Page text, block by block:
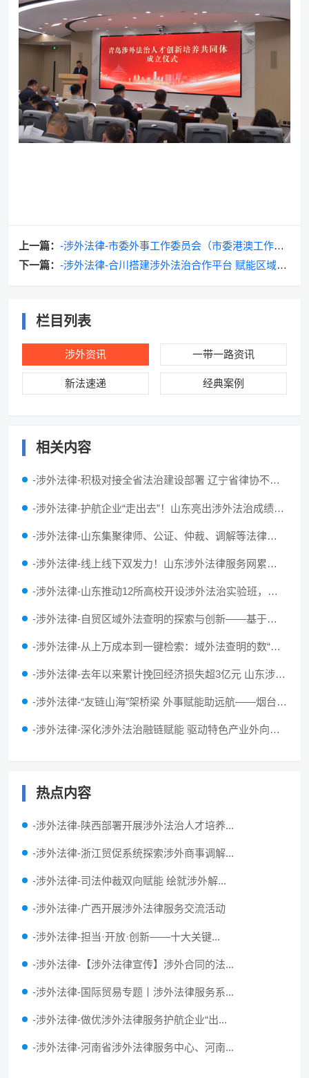
上一篇： -涉外法律-市委外事工作委员会（市委港澳工作领
导小组）召开会议
下一篇： -涉外法律-合川搭建涉外法治合作平台 赋能区域开
栏目列表
涉外资讯 一带一路资讯
新法速递 经典案例
相关内容
-涉外法律-积极对接全省法治建设部署 辽宁省律协不断丰富涉外法律服务供给
-涉外法律-护航企业“走出去”！山东亮出涉外法治成绩单：挽回企业损失超3亿元
-涉外法律-山东集聚律师、公证、仲裁、调解等法律服务资源，不断提升涉外法律服务质效
-涉外法律-线上线下双发力！山东涉外法律服务网累计访问量突破13万人次
-涉外法律-山东推动12所高校开设涉外法治实验班，支持成立全省首家涉外法治学院
-涉外法律-自贸区域外法查明的探索与创新——基于上海、浙江和广东省涉外民商事审判的实证分析
-涉外法律-从上万成本到一键检索：域外法查明的数“智”破局之路
-涉外法律-去年以来累计挽回经济损失超3亿元 山东涉外法治为鲁企扬帆出海护航
-涉外法律-“友链山海”架桥梁 外事赋能助远航——烟台市人民对外友好协会发挥民间外交作用打造为企服务品牌
-涉外法律-深化涉外法治融链赋能 驱动特色产业外向型发展提质增效
热点内容
-涉外法律-陕西部署开展涉外法治人才培养...
-涉外法律-浙江贸促系统探索涉外商事调解...
-涉外法律-司法仲裁双向赋能 绘就涉外解...
-涉外法律-广西开展涉外法律服务交流活动
-涉外法律-担当·开放·创新——十大关键...
-涉外法律-【涉外法律宣传】涉外合同的法...
-涉外法律-国际贸易专题丨涉外法律服务系...
-涉外法律-做优涉外法律服务护航企业“出...
-涉外法律-河南省涉外法律服务中心、河南...